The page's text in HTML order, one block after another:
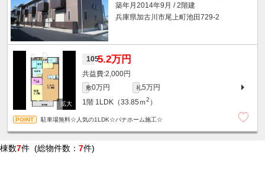
築年月2014年9月 / 2階建
兵庫県加古川市尾上町池田729-2
1055.2万円
2,000円
敷0万円 礼5万円
1階 1LDK（33.85ｍ2 ）
駐車場無料☆人気の1LDK☆パナホーム施工☆
棟数7件 (総物件数： 7件)